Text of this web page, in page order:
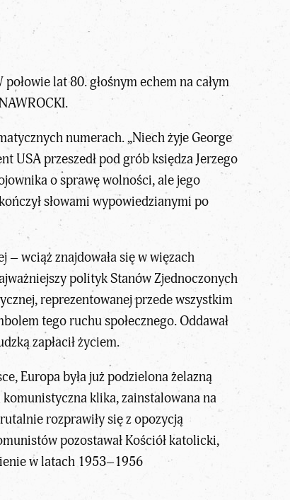
lat 80. głośnym echem na całym
.
numerach. „Niech żyje George
USA przeszedł pod grób księdza Jerzego
o sprawę wolności, ale jego
słowami wypowiedzianymi po
– wciąż znajdowała się w więzach
polityk Stanów Zjednoczonych
reprezentowanej przede wszystkim
tego ruchu społecznego. Oddawał
zapłacił życiem.
Europa była już podzielona żelazną
klika, zainstalowana na
rozprawiły się z opozycją
pozostawał Kościół katolicki,
w latach 1953–1956